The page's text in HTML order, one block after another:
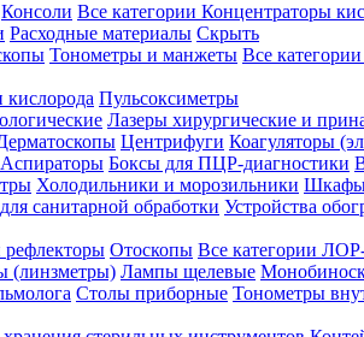
Консоли Все категории Концентраторы
Расходные материалы Скрыть
Тонометры и манжеты Все категории
Пульсоксиметры
Лазеры хирургические и
Центрифуги Коагуляторы
Аспираторы Боксы для ПЦР-диагностики
Холодильники и морозильники Шкафы
санитарной обработки Устройства
рефлекторы Отоскопы Все категории ЛОР-
(линзметры) Лампы щелевые
Столы приборные Тонометры